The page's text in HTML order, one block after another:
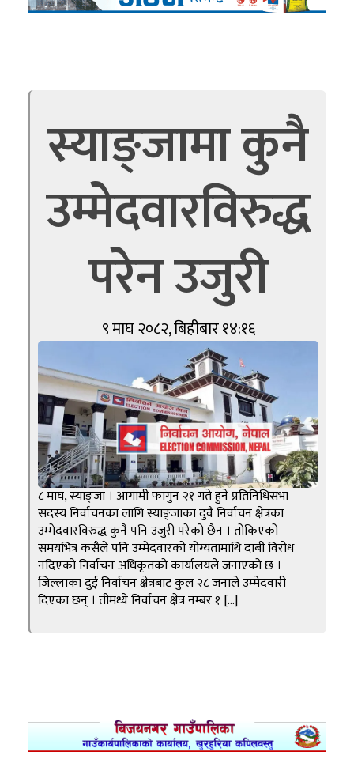
स्याङ्जामा कुनै
उम्मेदवारविरुद्ध
परेन उजुरी
९ माघ २०८२, बिहीबार १४:१६
८ माघ, स्याङ्जा । आगामी फागुन २१ गते हुने प्रतिनिधिसभा
सदस्य निर्वाचनका लागि स्याङ्जाका दुवै निर्वाचन क्षेत्रका
उम्मेदवारविरुद्ध कुनै पनि उजुरी परेको छैन । तोकिएको
समयभित्र कसैले पनि उम्मेदवारको योग्यतामाथि दाबी विरोध
नदिएको निर्वाचन अधिकृतको कार्यालयले जनाएको छ ।
जिल्लाका दुई निर्वाचन क्षेत्रबाट कुल २८ जनाले उम्मेदवारी
दिएका छन् । तीमध्ये निर्वाचन क्षेत्र नम्बर १ […]